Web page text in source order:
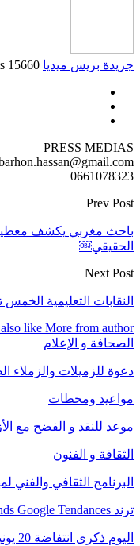
جريدة بريس ميديا 15660 posts
PRESS MEDIAS
0661078323
Prev Post
باحث مغربي يكشف
الحقيقي￼
Next Post
النقابات التعليمية
like More from author
الصحافة و الإعلام
دعوة للزميلات والزملاء
مواعيد ومحطات
موعد للنقد و الفضح مع
الثقافة و الفنون
البرنامج الثقافي والفني
ترند Trends Google Tendances
اليوم ذكرى انتفاضة 20 يونيو